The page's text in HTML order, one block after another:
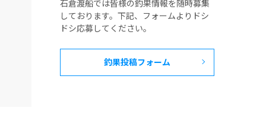
石倉渡船では皆様の釣果情報を随時募集
しております。下記、フォームよりドシ
ドシ応募してください。
釣果投稿フォーム